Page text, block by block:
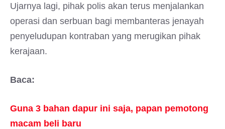
Ujarnya lagi, pihak polis akan terus menjalankan
operasi dan serbuan bagi membanteras jenayah
penyeludupan kontraban yang merugikan pihak
kerajaan.
Baca:
Guna 3 bahan dapur ini saja, papan pemotong
macam beli baru